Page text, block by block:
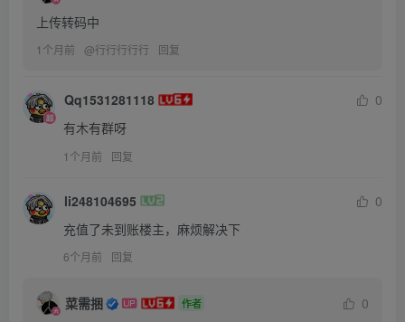
上传转码中
1个月前 @行行行行行 回复
Qq1531281118
0
有木有群呀
1个月前 回复
li248104695
0
充值了未到账楼主，麻烦解决下
6个月前 回复
菜需捆 作者
0